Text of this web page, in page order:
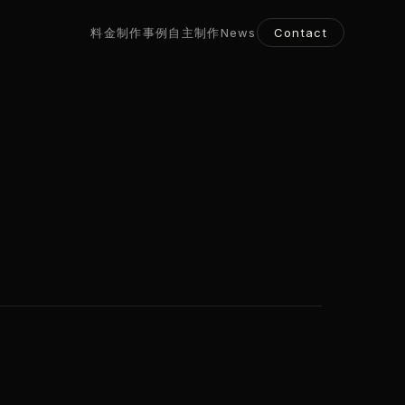
料金制作事例自主制作News Contact